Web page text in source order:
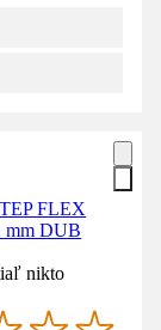
FLEX
mm DUB
nikto